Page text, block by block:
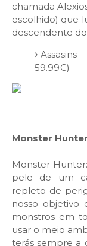
chamada
escolhido) que
descendente
59.99€)
Monster
Monster
pele de um
repleto de
nosso objetivo
monstros em
usar o meio
terás sempre a